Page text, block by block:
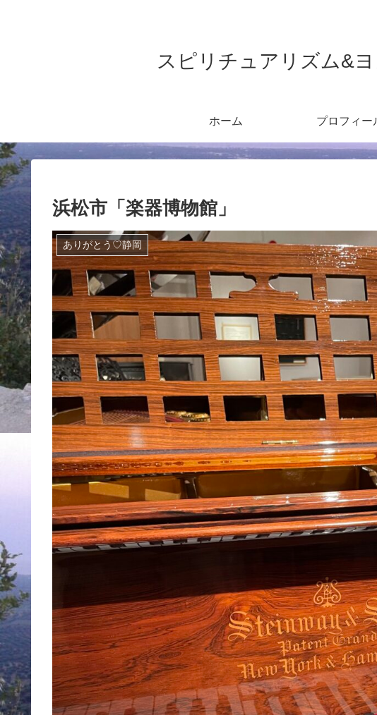
スピリチュアリズム&
ホーム プロフィー
浜松市「楽器博物館」
ありがとう♡静岡